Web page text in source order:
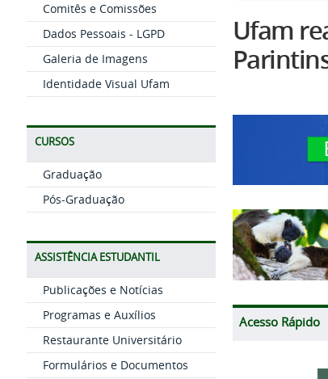
Comitês e Comissões
Dados Pessoais - LGPD
Galeria de Imagens
Identidade Visual Ufam
CURSOS
Graduação
Pós-Graduação
ASSISTÊNCIA ESTUDANTIL
Publicações e Notícias
Programas e Auxílios
Restaurante Universitário
Formulários e Documentos
Ufam
Acesso Rápido